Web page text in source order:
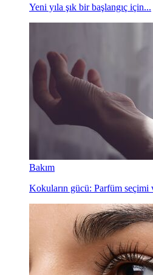
Yeni yıla şık bir başlangıç için...
Bakım
Kokuların gücü: Parfüm seçimi